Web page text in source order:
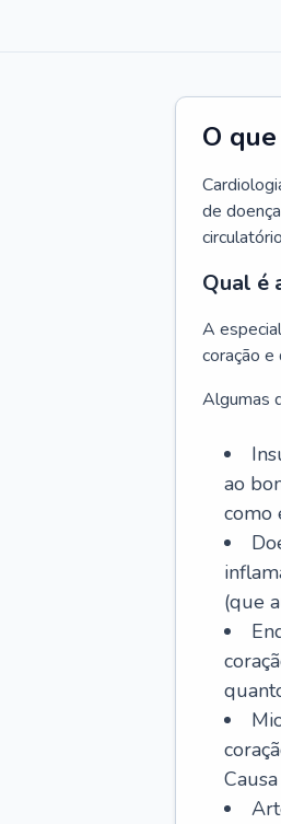
O
de
Qual é
A
coração
Algumas
ao
como
(que